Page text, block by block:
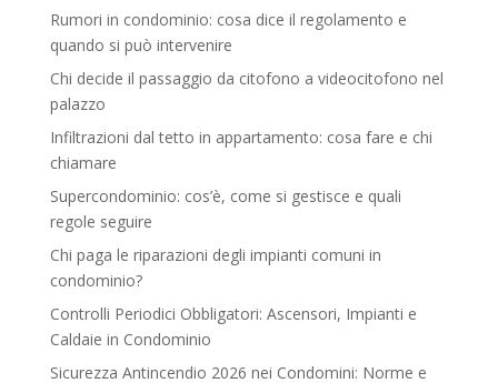
Rumori in condominio: cosa dice il regolamento e
quando si può intervenire
Chi decide il passaggio da citofono a videocitofono nel
palazzo
Infiltrazioni dal tetto in appartamento: cosa fare e chi
chiamare
Supercondominio: cos’è, come si gestisce e quali
regole seguire
Chi paga le riparazioni degli impianti comuni in
condominio?
Controlli Periodici Obbligatori: Ascensori, Impianti e
Caldaie in Condominio
Sicurezza Antincendio 2026 nei Condomini: Norme e